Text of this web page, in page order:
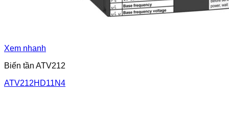
Xem nhanh
Biến tần ATV212
ATV212HD11N4